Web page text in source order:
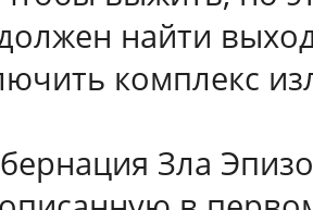
найти
комплекс
Зла